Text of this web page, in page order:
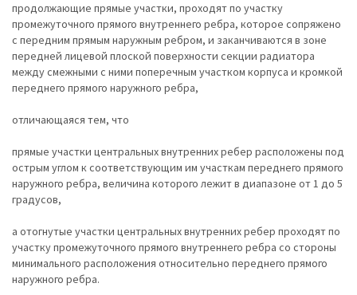
продолжающие прямые участки, проходят по участку
промежуточного прямого внутреннего ребра, которое сопряжено
с передним прямым наружным ребром, и заканчиваются в зоне
передней лицевой плоской поверхности секции радиатора
между смежными с ними поперечным участком корпуса и кромкой
переднего прямого наружного ребра,
отличающаяся тем, что
прямые участки центральных внутренних ребер расположены под
острым углом к соответствующим им участкам переднего прямого
наружного ребра, величина которого лежит в диапазоне от 1 до 5
градусов,
а отогнутые участки центральных внутренних ребер проходят по
участку промежуточного прямого внутреннего ребра со стороны
минимального расположения относительно переднего прямого
наружного ребра.